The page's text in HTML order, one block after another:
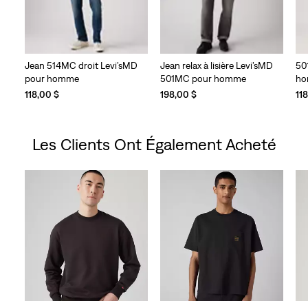
Jean 514MC droit Levi’sMD
pour homme
118,00 $
Jean relax à lisière Levi’sMD
501MC pour homme
198,00 $
Les Clients Ont Également Acheté